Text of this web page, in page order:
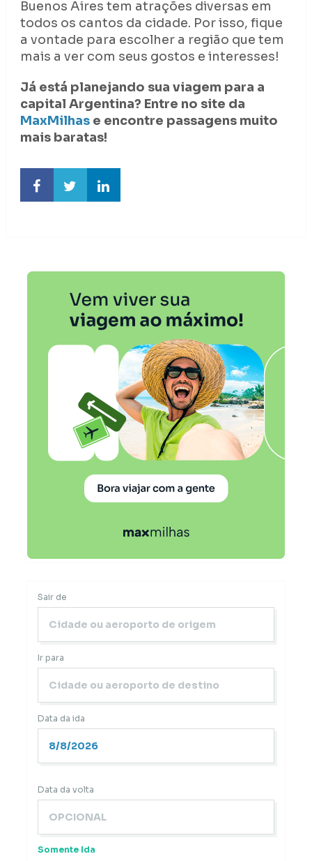
Buenos Aires tem atrações diversas em
todos os cantos da cidade. Por isso, fique
a vontade para escolher a região que tem
mais a ver com seus gostos e interesses!
Já está planejando sua viagem para a
capital Argentina? Entre no site da
MaxMilhase encontre passagens muito
mais baratas!
Sair de
Ir para
Data da ida
Data da volta
Somente Ida